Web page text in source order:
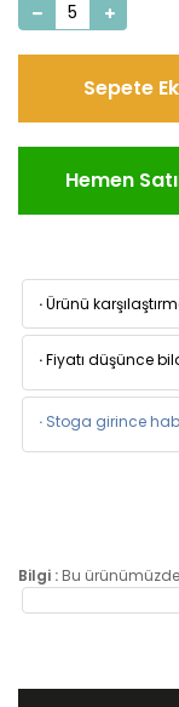
Sepete
Hemen
·Ürünü
·Fiyatı düşünce
· Stoga girince
Bilgi : Bu